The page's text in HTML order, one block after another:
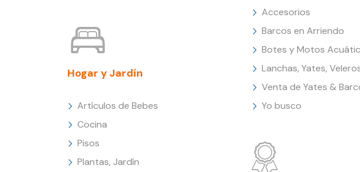
Hogar y Jardín
Artículos de Bebes
Cocina
Pisos
Plantas, Jardín
Accesorios
Barcos en Arriendo
Botes y Motos
Lanchas, Yates,
Venta de Yates &
Yo busco